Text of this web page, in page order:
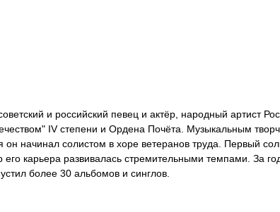
и российский певец и актёр, народный артист
IV степени и Ордена Почёта. Музыкальным
он начинал солистом в хоре ветеранов труда. Первый
его карьера развивалась стремительными темпами. За
более 30 альбомов и синглов.